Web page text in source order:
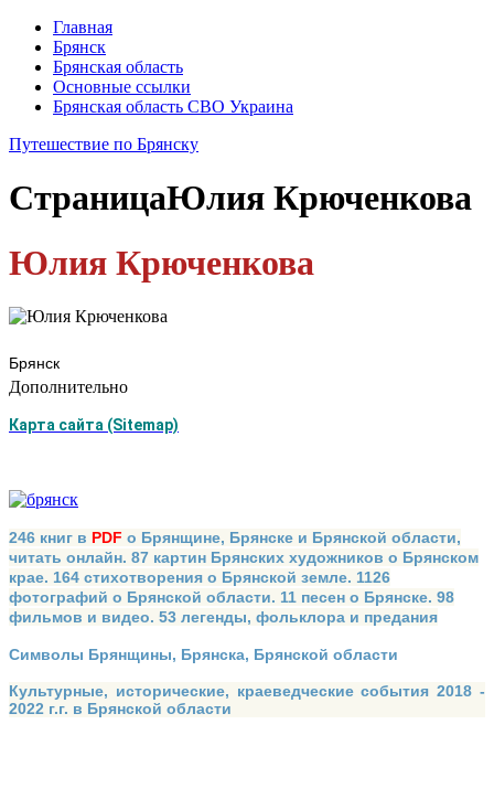
Главная
Брянск
Брянская область
Основные ссылки
Брянская область СВО Украина
Путешествие по Брянску
СтраницаЮлия Крюченкова
Юлия Крюченкова
Брянск
Дополнительно
Карта сайта (Sitemap)
246 книг в PDF о Брянщине, Брянске и Брянской области,
читать онлайн. 87 картин Брянских художников о Брянском
крае. 164 стихотворения о Брянской земле. 1126
фотографий о Брянской области. 11 песен о Брянске. 98
фильмов и видео. 53 легенды, фольклора и предания
Символы Брянщины, Брянска, Брянской области
Культурные, исторические, краеведческие события 2018 -
2022 г.г. в Брянской области